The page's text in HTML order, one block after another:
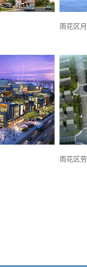
雨花区
雨花区